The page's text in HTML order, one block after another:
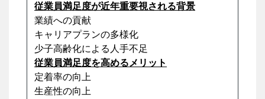
従業員満足度が近年重要視される背景
業績への貢献
キャリアプランの多様化
少子高齢化による人手不足
従業員満足度を高めるメリット
定着率の向上
生産性の向上